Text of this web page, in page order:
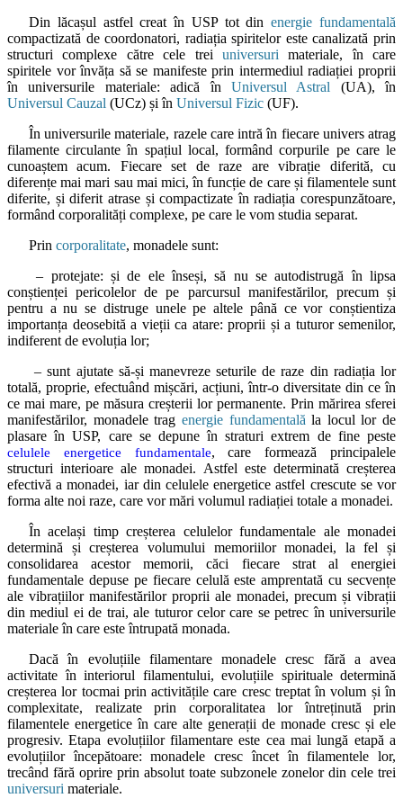
Din lăcașul astfel creat în USP tot dinenergie fundamentală
compactizată de coordonatori, radiația spiritelor este canalizată prin
structuri complexe către cele trei universuri materiale, în care
spiritele vor învăța să se manifeste prin intermediul radiației proprii
în universurile materiale: adică în Universul Astral (UA), în
Universul Cauzal (UCz) și în Universul Fizic (UF).
În universurile materiale, razele care intră în fiecare univers atrag
filamente circulante în spațiul local, formând corpurile pe care le
cunoaștem acum. Fiecare set de raze are vibrație diferită, cu
diferențe mai mari sau mai mici, în funcție de care și filamentele sunt
diferite, și diferit atrase și compactizate în radiația corespunzătoare,
formând corporalități complexe, pe care le vom studia separat.
Prin corporalitate, monadele sunt:
– protejate: și de ele înseși, să nu se autodistrugă în lipsa
conștienței pericolelor de pe parcursul manifestărilor, precum și
pentru a nu se distruge unele pe altele până ce vor conștientiza
importanța deosebită a vieții ca atare: proprii și a tuturor semenilor,
indiferent de evoluția lor;
– sunt ajutate să-și manevreze seturile de raze din radiația lor
totală, proprie, efectuând mișcări, acțiuni, într-o diversitate din ce în
ce mai mare, pe măsura creșterii lor permanente. Prin mărirea sferei
manifestărilor, monadele trag energie fundamentală la locul lor de
plasare în USP, care se depune în straturi extrem de fine peste
celulele energetice fundamentale, care formează principalele
structuri interioare ale monadei. Astfel este determinată creșterea
efectivă a monadei, iar din celulele energetice astfel crescute se vor
forma alte noi raze, care vor mări volumul radiației totale a monadei.
În același timp creșterea celulelor fundamentale ale monadei
determină și creșterea volumului memoriilor monadei, la fel și
consolidarea acestor memorii, căci fiecare strat al energiei
fundamentale depuse pe fiecare celulă este amprentată cu secvențe
ale vibrațiilor manifestărilor proprii ale monadei, precum și vibrații
din mediul ei de trai, ale tuturor celor care se petrec în universurile
materiale în care este întrupată monada.
Dacă în evoluțiile filamentare monadele cresc fără a avea
activitate în interiorul filamentului, evoluțiile spirituale determină
creșterea lor tocmai prin activitățile care cresc treptat în volum și în
complexitate, realizate prin corporalitatea lor întreținută prin
filamentele energetice în care alte generații de monade cresc și ele
progresiv. Etapa evoluțiilor filamentare este cea mai lungă etapă a
evoluțiilor începătoare: monadele cresc încet în filamentele lor,
trecând fără oprire prin absolut toate subzonele zonelor din cele trei
universuri materiale.